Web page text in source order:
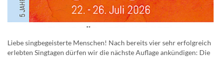
Liebe singbegeisterte Menschen! Nach bereits vier sehr erfolgreich
erlebten Singtagen dürfen wir die nächste Auflage ankündigen: Die